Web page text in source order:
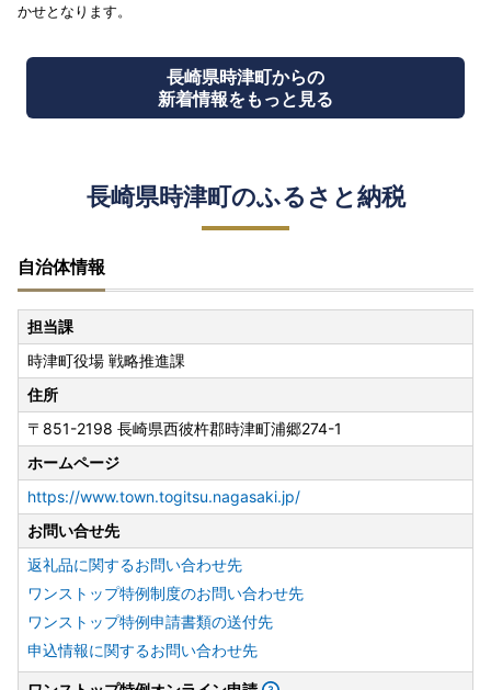
かせとなります。
長崎県時津町からの
新着情報をもっと見る
長崎県時津町のふるさと納税
自治体情報
担当課
時津町役場 戦略推進課
住所
〒851-2198 長崎県西彼杵郡時津町浦郷274-1
ホームページ
https://www.town.togitsu.nagasaki.jp/
お問い合せ先
返礼品に関するお問い合わせ先
ワンストップ特例制度のお問い合わせ先
ワンストップ特例申請書類の送付先
申込情報に関するお問い合わせ先